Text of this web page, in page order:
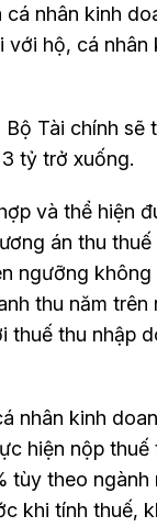
cá nhân kinh
với hộ, cá
Bộ Tài chính
tỷ trở xuống.
và thể hiện
án thu
ngưỡng
thu năm
thuế thu nhập
nhân kinh
hiện nộp
tùy theo
khi tính thuế,